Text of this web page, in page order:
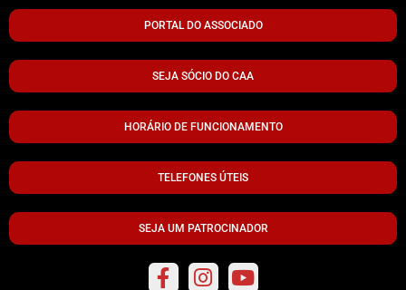
PORTAL DO ASSOCIADO
SEJA SÓCIO DO CAA
HORÁRIO DE FUNCIONAMENTO
TELEFONES ÚTEIS
SEJA UM PATROCINADOR